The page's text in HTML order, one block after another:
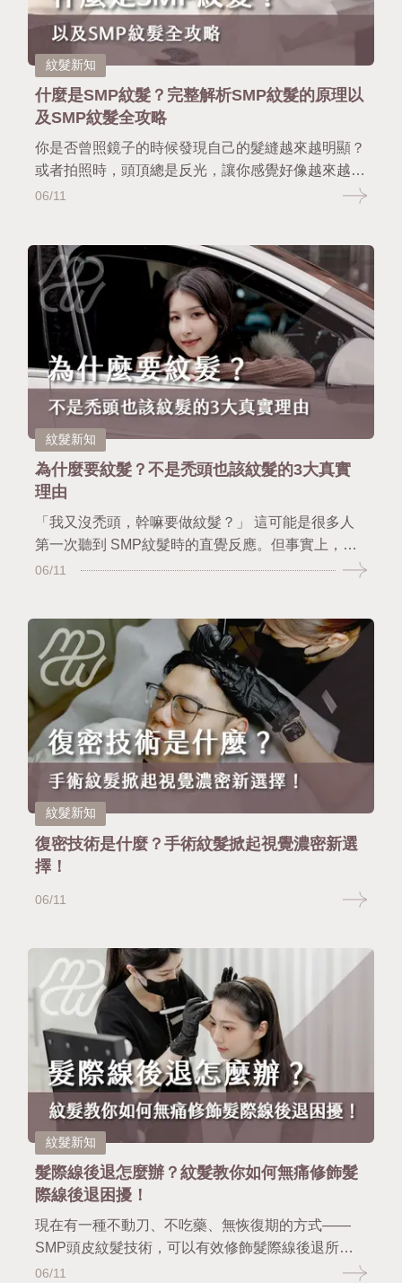
紋髮新知
什麼是SMP紋髮？完整解析SMP紋髮的原理以
及SMP紋髮全攻略
你是否曾照鏡子的時候發現自己的髮縫越來越明顯？
或者拍照時，頭頂總是反光，讓你感覺好像越來越禿
了？明明每天洗頭時沒有掉很多髮，但整體卻看起來
是刺青嗎？會不會做了就變藍？又適合什麼樣的人？
今天這篇文章慢慢日茂就要帶你全面解析SMP紋髮
的完整攻略。
06/11
紋髮新知
為什麼要紋髮？不是禿頭也該紋髮的3大真實
理由
「我又沒禿頭，幹嘛要做紋髮？」 這可能是很多人
第一次聽到 SMP紋髮時的直覺反應。但事實上，有
越來越多人選擇做紋髮，不是因為他們掉髮很嚴重，
總得喬角度、或者只是單純覺得自己頭髮怎麼越看越
稀疏，本篇文章慢慢日茂將與你分享關於紋髮的相關
迷思，讓你知道紋髮不只是為了遮禿，而是打造自信
與形象的一種方式。
06/11
紋髮新知
復密技術是什麼？手術紋髮掀起視覺濃密新選
擇！
06/11
紋髮新知
髮際線後退怎麼辦？紋髮教你如何無痛修飾髮
際線後退困擾！
現在有一種不動刀、不吃藥、無恢復期的方式——
SMP頭皮紋髮技術，可以有效修飾髮際線後退所帶
來的困擾。無論你是天生高額頭、M型額，還是只是
06/11